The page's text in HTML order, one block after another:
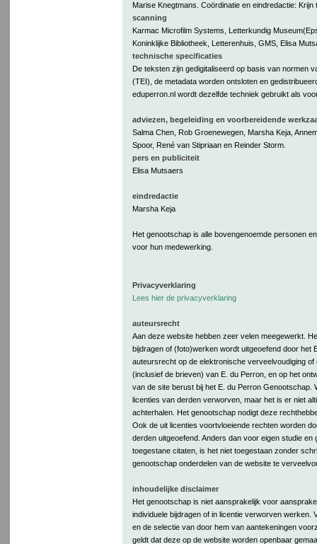
Marise Knegtmans. Coördinatie en eindredactie: Krijn
scanning
Karmac Microfilm Systems, Letterkundig
Koninklijke Bibliotheek, Letterenhuis, GMS, Elisa
technische specificaties
De teksten zijn gedigitaliseerd op basis van normen
(TEI), de metadata worden ontsloten en
eduperron.nl wordt dezelfde techniek gebruikt als
adviezen, begeleiding en voorbereidende
Salma Chen, Rob Groenewegen, Marsha Keja,
Spoor, René van Stipriaan en Reinder Storm.
pers en publiciteit
Elisa Mutsaers
eindredactie
Marsha Keja
Het genootschap is alle bovengenoemde personen
voor hun medewerking.
Privacyverklaring
Lees hier de privacyverklaring
auteursrecht
Aan deze website hebben zeer velen meegewerkt.
bijdragen of (foto)werken wordt uitgeoefend door het
auteursrecht op de elektronische verveelvoudiging
(inclusief de brieven) van E. du Perron, en op het
van de site berust bij het E. du Perron Genootschap.
licenties van derden verworven, maar het is er niet
achterhalen. Het genootschap nodigt deze
Ook de uit licenties voortvloeiende rechten worden
derden uitgeoefend. Anders dan voor eigen studie en
toegestane citaten, is het niet toegestaan zonder
genootschap onderdelen van de website te
inhoudelijke disclaimer
Het genootschap is niet aansprakelijk voor
individuele bijdragen of in licentie verworven werken.
en de selectie van door hem van aantekeningen
geldt dat deze op de website worden openbaar